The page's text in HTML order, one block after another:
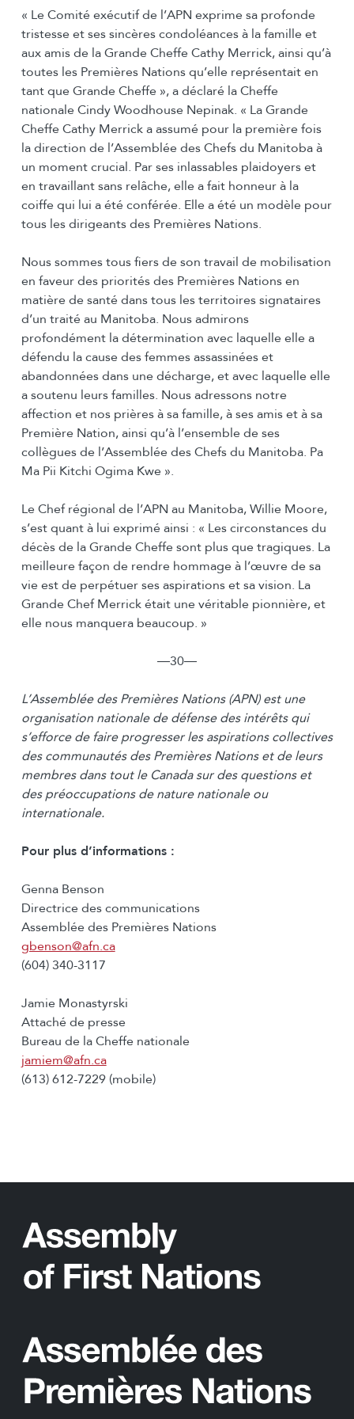
« Le Comité exécutif de l’APN exprime sa profonde
tristesse et ses sincères condoléances à la famille et
aux amis de la Grande Cheffe Cathy Merrick, ainsi qu’à
toutes les Premières Nations qu’elle représentait en
tant que Grande Cheffe », a déclaré la Cheffe
nationale Cindy Woodhouse Nepinak. « La Grande
Cheffe Cathy Merrick a assumé pour la première fois
la direction de l’Assemblée des Chefs du Manitoba à
un moment crucial. Par ses inlassables plaidoyers et
en travaillant sans relâche, elle a fait honneur à la
coiffe qui lui a été conférée. Elle a été un modèle pour
tous les dirigeants des Premières Nations.
Nous sommes tous fiers de son travail de mobilisation
en faveur des priorités des Premières Nations en
matière de santé dans tous les territoires signataires
d’un traité au Manitoba. Nous admirons
profondément la détermination avec laquelle elle a
défendu la cause des femmes assassinées et
abandonnées dans une décharge, et avec laquelle elle
a soutenu leurs familles. Nous adressons notre
affection et nos prières à sa famille, à ses amis et à sa
Première Nation, ainsi qu’à l’ensemble de ses
collègues de l’Assemblée des Chefs du Manitoba. Pa
Ma Pii Kitchi Ogima Kwe ».
Le Chef régional de l’APN au Manitoba, Willie Moore,
s’est quant à lui exprimé ainsi : « Les circonstances du
décès de la Grande Cheffe sont plus que tragiques. La
meilleure façon de rendre hommage à l’œuvre de sa
vie est de perpétuer ses aspirations et sa vision. La
Grande Chef Merrick était une véritable pionnière, et
elle nous manquera beaucoup. »
―30―
L’Assemblée des Premières Nations (APN) est une
organisation nationale de défense des intérêts qui
s’efforce de faire progresser les aspirations collectives
des communautés des Premières Nations et de leurs
membres dans tout le Canada sur des questions et
des préoccupations de nature nationale ou
internationale.
Pour plus d’informations :
Genna Benson
Directrice des communications
Assemblée des Premières Nations
gbenson@afn.ca
(604) 340-3117
Jamie Monastyrski
Attaché de presse
Bureau de la Cheffe nationale
jamiem@afn.ca
(613) 612-7229 (mobile)